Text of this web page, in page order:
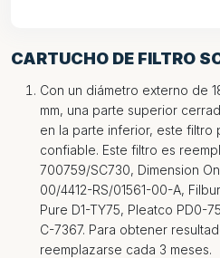
CARTUCHO DE FILTRO
Con un diámetro externo de
mm, una parte superior
en la parte inferior, este filtro
confiable. Este filtro es
700759/SC730, Dimension
00/4412-RS/01561-00-A,
Pure D1-TY75, Pleatco PD0-
C-7367. Para obtener
reemplazarse cada 3 meses.